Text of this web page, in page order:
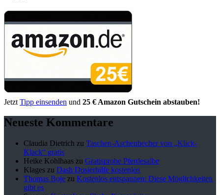
Jetzt Tipp einsenden und 25 € Amazon Gutschein abstauben!
Neueste Kommentare
Claudia Dietrich zu Taschen-Aschenbecher von „Klick-
Klack“ gratis
Heike Kohlhaas zu Gratisprobe Pferdesalbe
Klages zu Dash Dosierhilfe kostenlos
Thomas Boje zu Kostenlos entspannen: Diese Möglichkeiten
gibt es